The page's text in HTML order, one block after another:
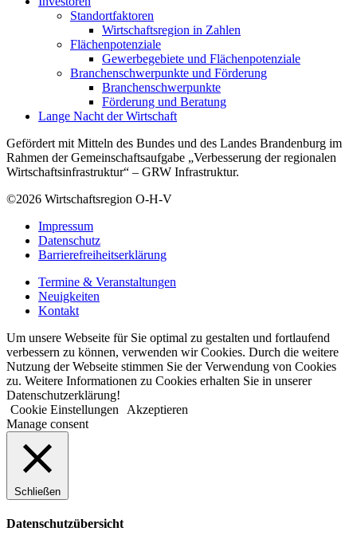
Standortfaktoren
Wirtschaftsregion in Zahlen
Flächenpotenziale
Gewerbegebiete und Flächenpotenziale
Branchenschwerpunkte und Förderung
Branchenschwerpunkte
Förderung und Beratung
Lange Nacht der Wirtschaft
Gefördert mit Mitteln des Bundes und des Landes Brandenburg im
Rahmen der Gemeinschaftsaufgabe „Verbesserung der regionalen
Wirtschaftsinfrastruktur“ – GRW Infrastruktur.
©2026 Wirtschaftsregion O-H-V
Impressum
Datenschutz
Barrierefreiheitserklärung
Termine & Veranstaltungen
Neuigkeiten
Kontakt
Um unsere Webseite für Sie optimal zu gestalten und fortlaufend
verbessern zu können, verwenden wir Cookies. Durch die weitere
Nutzung der Webseite stimmen Sie der Verwendung von Cookies
zu. Weitere Informationen zu Cookies erhalten Sie in unserer
Datenschutzerklärung!
Cookie Einstellungen
Akzeptieren
Manage consent
Schließen
Datenschutzübersicht